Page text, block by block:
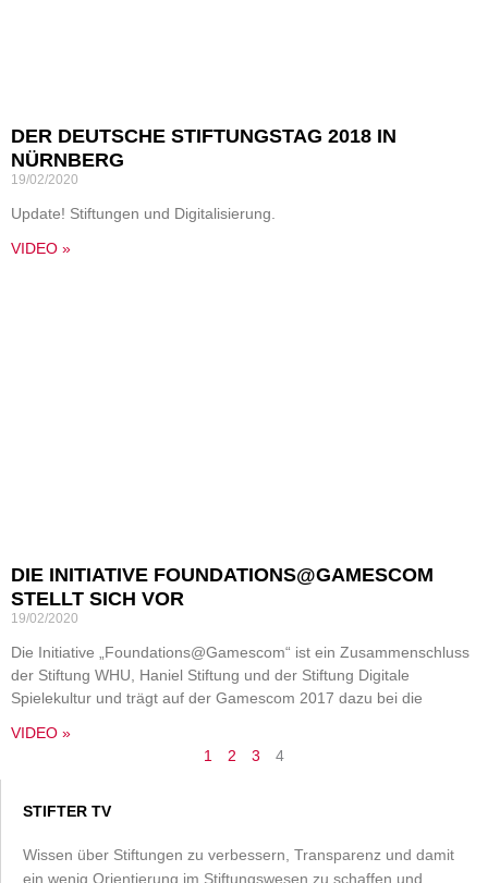
DER DEUTSCHE STIFTUNGSTAG 2018 IN
NÜRNBERG
19/02/2020
Update! Stiftungen und Digitalisierung.
VIDEO »
DIE INITIATIVE FOUNDATIONS@GAMESCOM
STELLT SICH VOR
19/02/2020
Die Initiative „Foundations@Gamescom“ ist ein Zusammenschluss
der Stiftung WHU, Haniel Stiftung und der Stiftung Digitale
Spielekultur und trägt auf der Gamescom 2017 dazu bei die
VIDEO »
1 2 3 4
STIFTER TV
Wissen über Stiftungen zu verbessern, Transparenz und damit
ein wenig Orientierung im Stiftungswesen zu schaffen und